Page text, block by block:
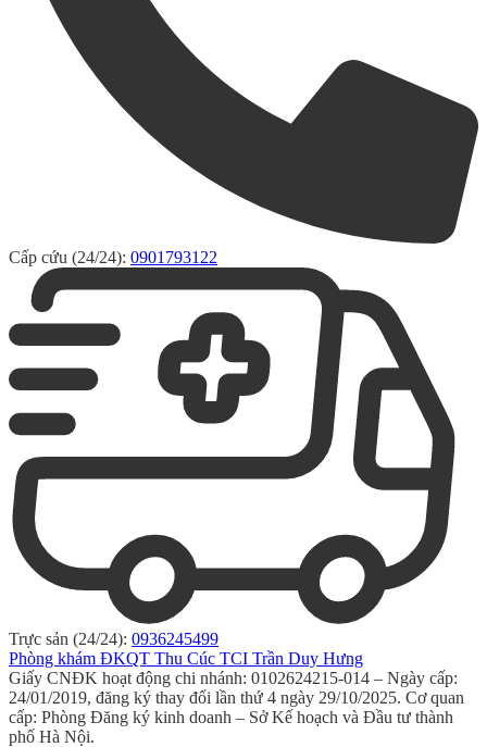
Cấp cứu (24/24): 0901793122
Trực sản (24/24): 0936245499
Phòng khám ĐKQT Thu Cúc TCI Trần Duy Hưng
Giấy CNĐK hoạt động chi nhánh: 0102624215-014 – Ngày cấp:
24/01/2019, đăng ký thay đổi lần thứ 4 ngày 29/10/2025. Cơ quan
cấp: Phòng Đăng ký kinh doanh – Sở Kế hoạch và Đầu tư thành
phố Hà Nội.